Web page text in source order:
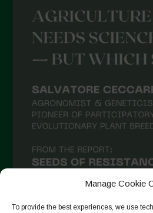
Manage Cookie
To provide the best experiences, we use
Settembre 2021
Agosto 2021
Luglio 2021
Aprile 2021
Febbraio 2021